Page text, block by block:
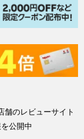
舗のレビューサイト
公開中